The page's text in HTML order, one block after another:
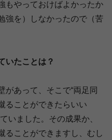
もやっておけばよかったか
強を）しなかったので（苦
たことは？
があって、そこで“両足同
ることができたらいい
いました。その成果か、
ることができますし、むし